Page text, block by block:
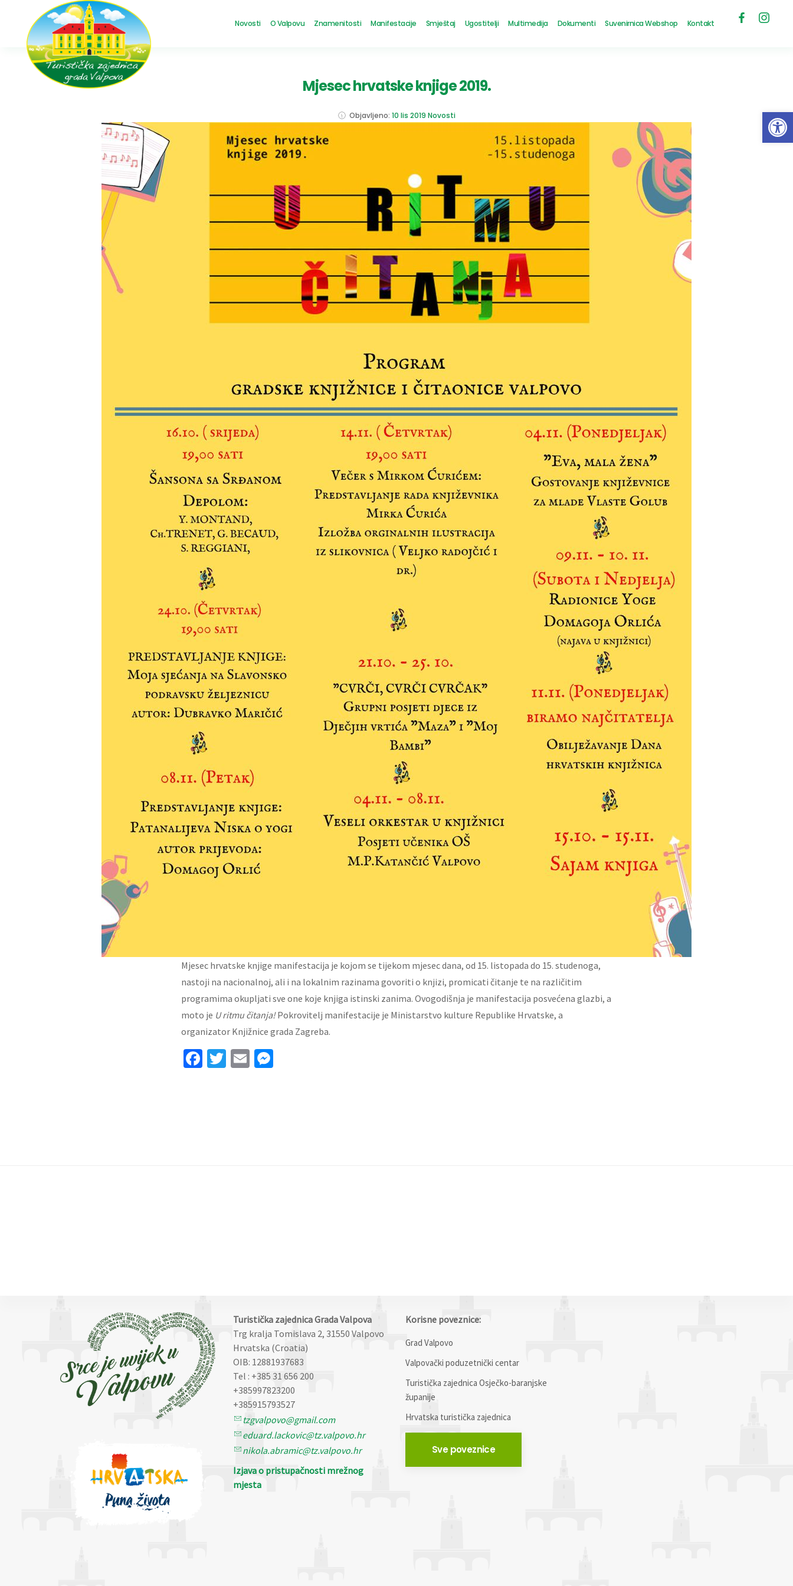
Novosti O Valpovu Znamenitosti Manifestacije Smještaj Ugostitelji Multimedija Dokumenti Suvenirnica Webshop Kontakt
Mjesec hrvatske knjige 2019.
Objavljeno: 10 lis 2019 Novosti
Mjesec hrvatske knjige manifestacija je kojom se tijekom mjesec dana, od 15. listopada do 15. studenoga,
nastoji na nacionalnoj, ali i na lokalnim razinama govoriti o knjizi, promicati čitanje te na različitim
programima okupljati sve one koje knjiga istinski zanima. Ovogodišnja je manifestacija posvećena glazbi, a
moto je U ritmu čitanja!Pokrovitelj manifestacije je Ministarstvo kulture Republike Hrvatske, a
organizator Knjižnice grada Zagreba.
Facebook
Twitter
Email
Turistička zajednica Grada Valpova
Trg kralja Tomislava 2, 31550 Valpovo
Hrvatska (Croatia)
OIB: 12881937683
Tel : +385 31 656 200
+385997823200
+385915793527
tzgvalpovo@gmail.com
eduard.lackovic@tz.valpovo.hr
nikola.abramic@tz.valpovo.hr
Izjava o pristupačnosti mrežnog
mjesta
Korisne poveznice:
Grad Valpovo
Valpovački poduzetnički centar
Turistička zajednica Osječko-baranjske
županije
Hrvatska turistička zajednica
Sve poveznice